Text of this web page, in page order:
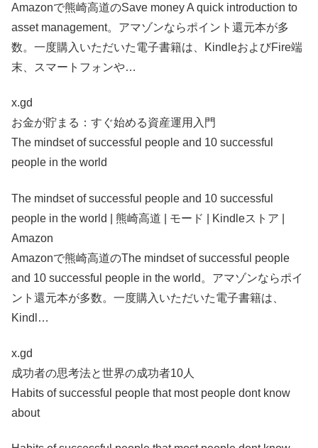
Amazonで熊崎高道のSave money A quick introduction to
asset management。アマゾンならポイント還元本が多
数。一度購入いただいた電子書籍は、KindleおよびFire端
末、スマートフォンや…
x.gd
お金が貯まる：すぐ始める資産運用入門
The mindset of successful people and 10 successful
people in the world
The mindset of successful people and 10 successful
people in the world | 熊崎高道 | モード | Kindleストア |
Amazon
Amazonで熊崎高道のThe mindset of successful people
and 10 successful people in the world。アマゾンならポイ
ント還元本が多数。一度購入いただいた電子書籍は、
Kindl…
x.gd
成功者の思考法と世界の成功者10人
Habits of successful people that most people dont know
about